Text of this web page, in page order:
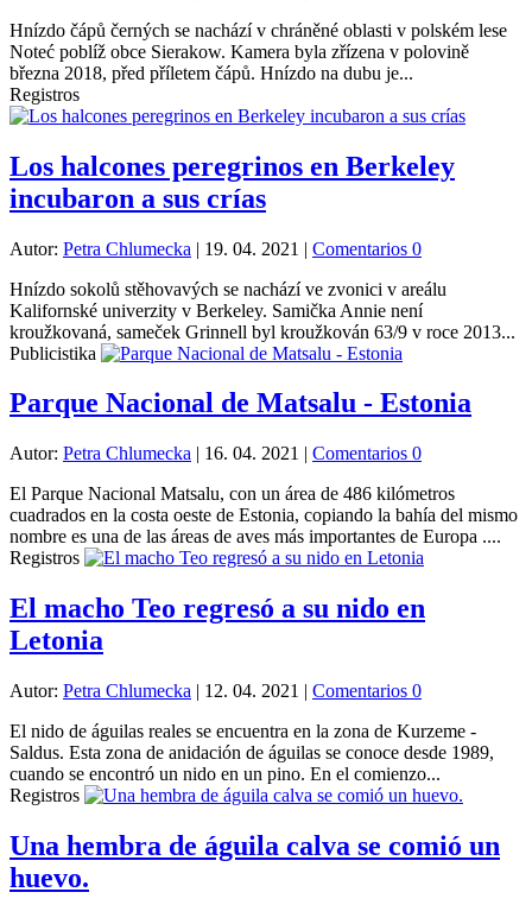
Hnízdo čápů černých se nachází v chráněné oblasti v polském lese
Noteć poblíž obce Sierakow. Kamera byla zřízena v polovině
března 2018, před příletem čápů. Hnízdo na dubu je...
Registros
Los halcones peregrinos en Berkeley
incubaron a sus crías
Autor: Petra Chlumecka | 19. 04. 2021 | Comentarios 0
Hnízdo sokolů stěhovavých se nachází ve zvonici v areálu
Kalifornské univerzity v Berkeley. Samička Annie není
kroužkovaná, sameček Grinnell byl kroužkován 63/9 v roce 2013...
Publicistika
Parque Nacional de Matsalu - Estonia
Autor: Petra Chlumecka | 16. 04. 2021 | Comentarios 0
El Parque Nacional Matsalu, con un área de 486 kilómetros
cuadrados en la costa oeste de Estonia, copiando la bahía del mismo
nombre es una de las áreas de aves más importantes de Europa ....
Registros
El macho Teo regresó a su nido en
Letonia
Autor: Petra Chlumecka | 12. 04. 2021 | Comentarios 0
El nido de águilas reales se encuentra en la zona de Kurzeme -
Saldus. Esta zona de anidación de águilas se conoce desde 1989,
cuando se encontró un nido en un pino. En el comienzo...
Registros
Una hembra de águila calva se comió un
huevo.